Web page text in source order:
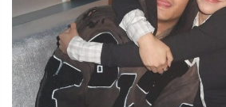
INFORMASI
PRIVACY
POLICY
BERITA
WARGA